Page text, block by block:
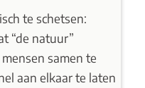
te schetsen:
“de natuur”
samen te
aan elkaar te laten